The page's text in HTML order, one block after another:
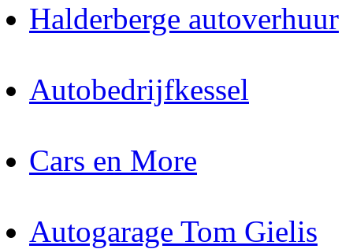
Halderberge autoverhuur
Autobedrijfkessel
Cars en More
Autogarage Tom Gielis